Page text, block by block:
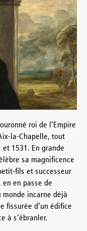
roi de l’Empire
la-Chapelle, tout
1531. En grande
sa magnificence
fils et successeur
, en en passe de
incarne déjà
fissurée d’un édifice
à s’ébranler.